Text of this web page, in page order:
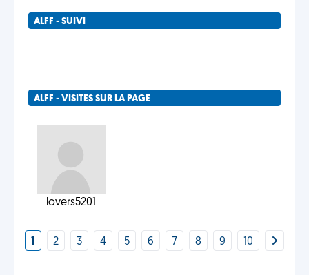
ALFF - SUIVI
ALFF - VISITES SUR LA PAGE
lovers5201
1 2 3 4 5 6 7 8 9 10